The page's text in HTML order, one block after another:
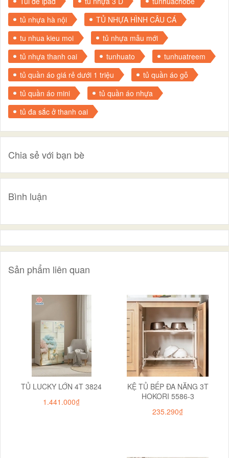
tủ nhựa hà nội
TỦ NHỰA HÌNH CÂU CÁ
tu nhua kieu moi
tủ nhựa mẫu mới
tủ nhựa thanh oai
tunhuato
tunhuatreem
tủ quần áo giá rẻ dưới 1 triệu
tủ quần áo gỗ
tủ quần áo mini
tủ quần áo nhựa
tủ đa sắc ở thanh oai
Chia sẻ với bạn bè
Bình luận
Sản phẩm liên quan
TỦ LUCKY LỚN 4T 3824
1.441.000₫
KỆ TỦ BẾP ĐA NĂNG 3T
HOKORI 5586-3
235.290₫